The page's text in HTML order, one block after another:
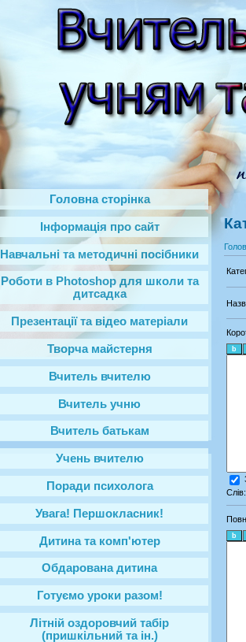
Головна сторінка
Інформація про сайт
Навчальні та методичні посібники
Роботи в Photoshop‎ для школи та
дитсадка
Презентації та відео матеріали
Творча майстерня
Вчитель вчителю
Вчитель учню
Вчитель батькам
Учень вчителю
Поради психолога
Увага! Першокласник!
Дитина та комп'ютер
Обдарована дитина
Готуємо уроки разом!
Літній оздоровчий табір
(пришкільний та ін.)